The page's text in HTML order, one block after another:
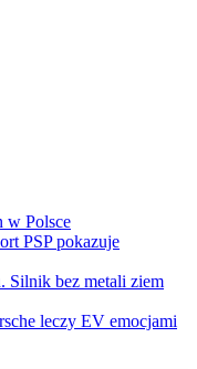
w Polsce
PSP pokazuje
Silnik bez metali ziem
leczy EV emocjami